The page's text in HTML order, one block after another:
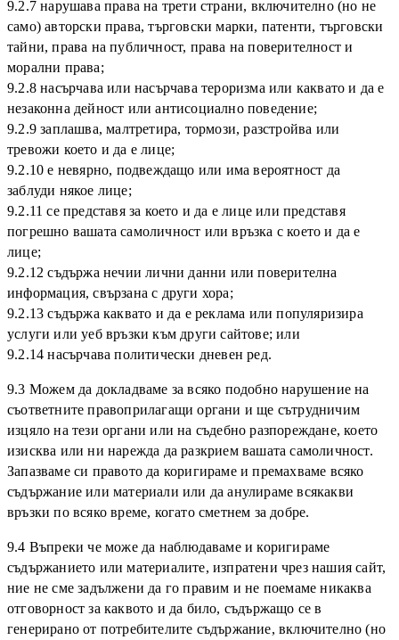
9.2.7 нарушава права на трети страни, включително (но не
само) авторски права, търговски марки, патенти, търговски
тайни, права на публичност, права на поверителност и
морални права;
9.2.8 насърчава или насърчава тероризма или каквато и да е
незаконна дейност или антисоциално поведение;
9.2.9 заплашва, малтретира, тормози, разстройва или
тревожи което и да е лице;
9.2.10 е невярно, подвеждащо или има вероятност да
заблуди някое лице;
9.2.11 се представя за което и да е лице или представя
погрешно вашата самоличност или връзка с което и да е
лице;
9.2.12 съдържа нечии лични данни или поверителна
информация, свързана с други хора;
9.2.13 съдържа каквато и да е реклама или популяризира
услуги или уеб връзки към други сайтове; или
9.2.14 насърчава политически дневен ред.
9.3 Можем да докладваме за всяко подобно нарушение на
съответните правоприлагащи органи и ще сътрудничим
изцяло на тези органи или на съдебно разпореждане, което
изисква или ни нарежда да разкрием вашата самоличност.
Запазваме си правото да коригираме и премахваме всяко
съдържание или материали или да анулираме всякакви
връзки по всяко време, когато сметнем за добре.
9.4 Въпреки че може да наблюдаваме и коригираме
съдържанието или материалите, изпратени чрез нашия сайт,
ние не сме задължени да го правим и не поемаме никаква
отговорност за каквото и да било, съдържащо се в
генерирано от потребителите съдържание, включително (но